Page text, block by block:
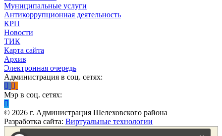
Муниципальные услуги
Антикоррупционная деятельность
КРП
Новости
ТИК
Карта сайта
Архив
Электронная очередь
Администрация в соц. сетях:
Мэр в соц. сетях:
© 2026 г. Администрация Шелеховского района
Разработка сайта: Виртуальные технологии